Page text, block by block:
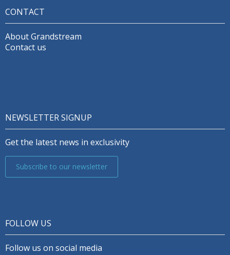
CONTACT
About Grandstream
Contact us
NEWSLETTER SIGNUP
Get the latest news in exclusivity
Subscribe to our newsletter
FOLLOW US
Follow us on social media